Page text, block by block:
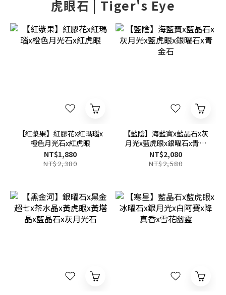
虎眼石 | Tiger's Eye
【紅漿果】紅膠花x紅瑪瑙x
橙色月光石x紅虎眼
NT$1,880
NT$2,380
【藍陰】海藍寶x藍晶石x灰
月光x藍虎眼x銀曜石x青金
石
NT$2,080
NT$2,580